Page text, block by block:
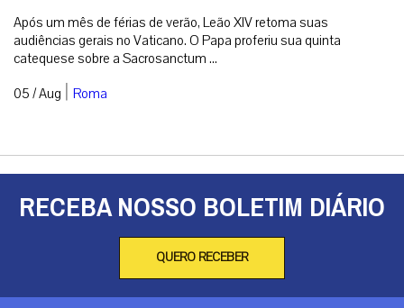
Após um mês de férias de verão, Leão XIV retoma suas
audiências gerais no Vaticano. O Papa proferiu sua quinta
catequese sobre a Sacrosanctum ...
05 / Aug | Roma
RECEBA NOSSO BOLETIM DIÁRIO
QUERO RECEBER